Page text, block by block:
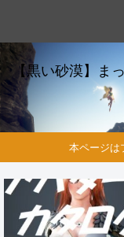
【黒い砂漠】ま
本ページは